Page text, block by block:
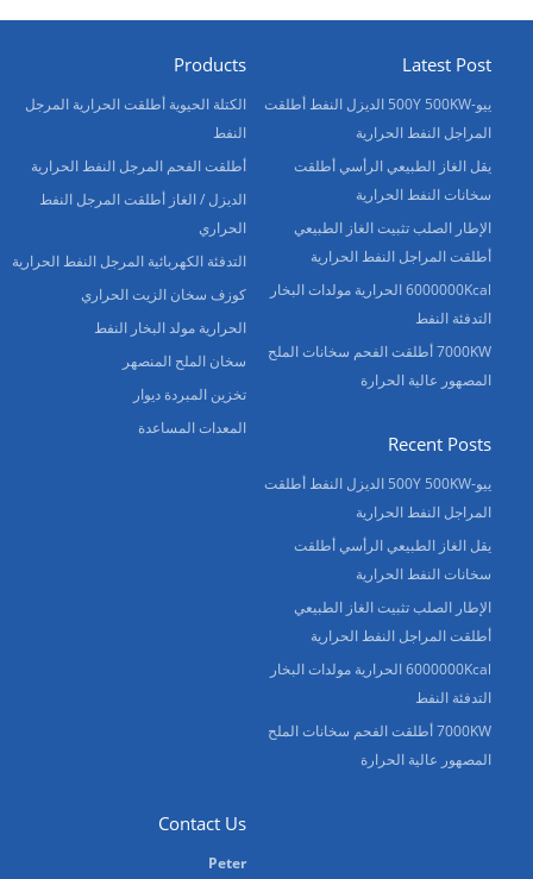
Products
الكتلة الحيوية أطلقت الحرارية المرجل
النفط
أطلقت الفحم المرجل النفط الحرارية
الديزل / الغاز أطلقت المرجل النفط
الحراري
التدفئة الكهربائية المرجل النفط الحرارية
كوزف سخان الزيت الحراري
الحرارية مولد البخار النفط
سخان الملح المنصهر
تخزين المبردة ديوار
المعدات المساعدة
Latest Post
ييو-500Y 500KW الديزل النفط أطلقت
المراجل النفط الحرارية
يقل الغاز الطبيعي الرأسي أطلقت
سخانات النفط الحرارية
الإطار الصلب تثبيت الغاز الطبيعي
أطلقت المراجل النفط الحرارية
6000000Kcal الحرارية مولدات البخار
التدفئة النفط
7000KW أطلقت الفحم سخانات الملح
المصهور عالية الحرارة
Recent Posts
ييو-500Y 500KW الديزل النفط أطلقت
المراجل النفط الحرارية
يقل الغاز الطبيعي الرأسي أطلقت
سخانات النفط الحرارية
الإطار الصلب تثبيت الغاز الطبيعي
أطلقت المراجل النفط الحرارية
6000000Kcal الحرارية مولدات البخار
التدفئة النفط
7000KW أطلقت الفحم سخانات الملح
المصهور عالية الحرارة
Contact Us
Peter